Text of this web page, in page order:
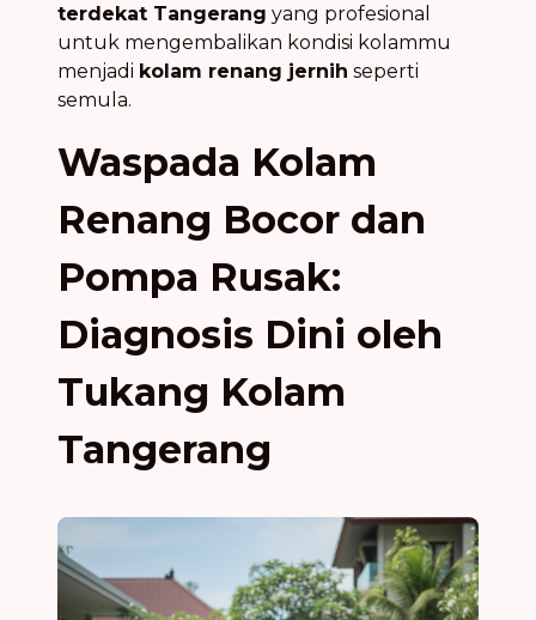
terdekat Tangerang yang profesional
untuk mengembalikan kondisi kolammu
menjadi kolam renang jernih seperti
semula.
Waspada Kolam
Renang Bocor dan
Pompa Rusak:
Diagnosis Dini oleh
Tukang Kolam
Tangerang